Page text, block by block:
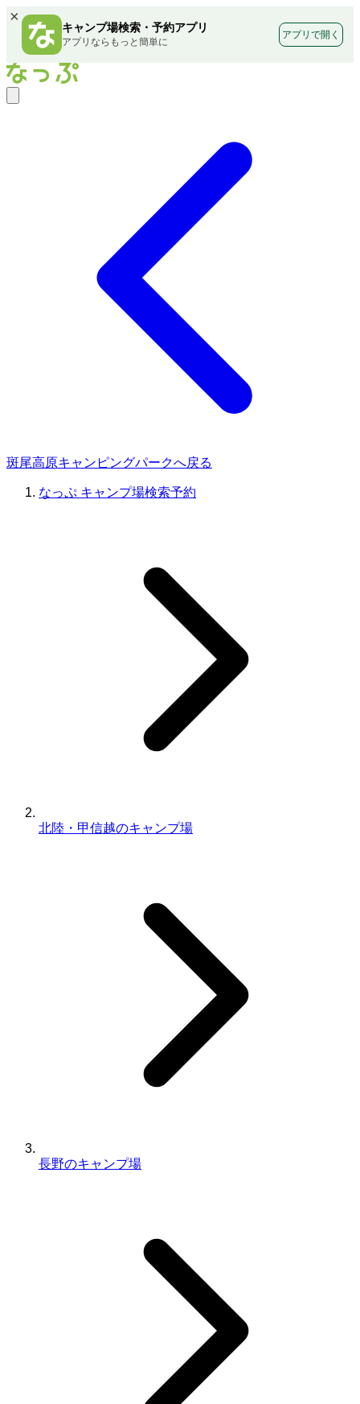
×
キャンプ場検索・予約アプリ
アプリならもっと簡単に
アプリで開く
斑尾高原キャンピングパークへ戻る
なっぷ キャンプ場検索予約
北陸・甲信越のキャンプ場
長野のキャンプ場